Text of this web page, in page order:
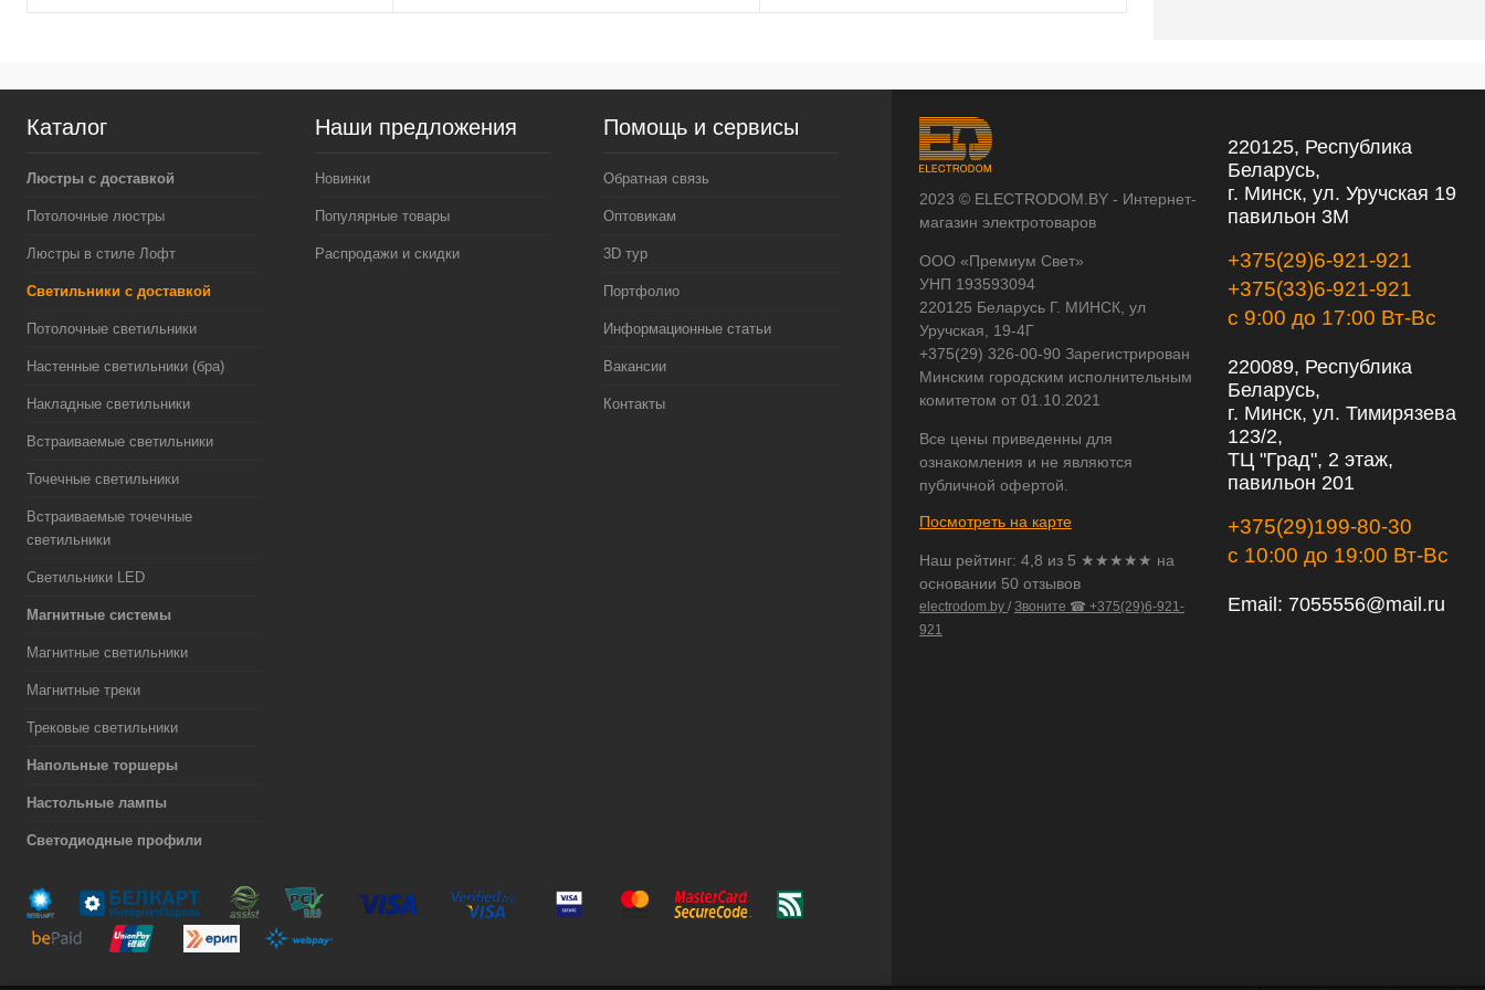
Каталог
Люстры с доставкой
Потолочные люстры
Люстры в стиле Лофт
Светильники с доставкой
Потолочные светильники
Настенные светильники (бра)
Накладные светильники
Встраиваемые светильники
Точечные светильники
Встраиваемые точечные
светильники
Светильники LED
Магнитные системы
Магнитные светильники
Магнитные треки
Трековые светильники
Напольные торшеры
Настольные лампы
Светодиодные профили
Наши предложения
Новинки
Популярные товары
Распродажи и скидки
Помощь и сервисы
Обратная связь
Оптовикам
3D тур
Портфолио
Информационные статьи
Вакансии
Контакты
2023 © ELECTRODOM.BY - Интернет-
магазин электротоваров
ООО «Премиум Свет»
УНП 193593094
220125 Беларусь Г. МИНСК, ул
Уручская, 19-4Г
+375(29) 326-00-90 Зарегистрирован
Минским городским исполнительным
комитетом от 01.10.2021
Все цены приведенны для
ознакомления и не являются
публичной офертой.
Посмотреть на карте
Наш рейтинг: 4,8 из 5 ★★★★★ на
основании 50 отзывов
electrodom.by / Звоните ☎ +375(29)6-921-
921
220125, Республика
Беларусь,
г. Минск, ул. Уручская 19
павильон 3М
+375(29)6-921-921
+375(33)6-921-921
с 9:00 до 17:00 Вт-Вс
220089, Республика
Беларусь,
г. Минск, ул. Тимирязева
123/2,
ТЦ "Град", 2 этаж,
павильон 201
+375(29)199-80-30
с 10:00 до 19:00 Вт-Вс
Email: 7055556@mail.ru